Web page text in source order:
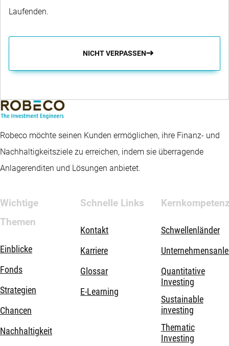
Laufenden.
NICHT VERPASSEN
Robeco möchte seinen Kunden ermöglichen, ihre Finanz- und
Nachhaltigkeitsziele zu erreichen, indem sie überragende
Anlagerenditen und Lösungen anbietet.
Wichtige
Themen
Einblicke
Fonds
Strategien
Chancen
Nachhaltigkeit
Schnelle Links
Kontakt
Karriere
Glossar
E-Learning
Schwellenländer
Quantitative
Investing
Sustainable
investing
Thematic
Investing